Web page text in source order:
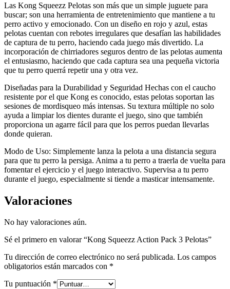
Las Kong Squeezz Pelotas son más que un simple juguete para
buscar; son una herramienta de entretenimiento que mantiene a tu
perro activo y emocionado. Con un diseño en rojo y azul, estas
pelotas cuentan con rebotes irregulares que desafían las habilidades
de captura de tu perro, haciendo cada juego más divertido. La
incorporación de chirriadores seguros dentro de las pelotas aumenta
el entusiasmo, haciendo que cada captura sea una pequeña victoria
que tu perro querrá repetir una y otra vez.
Diseñadas para la Durabilidad y Seguridad Hechas con el caucho
resistente por el que Kong es conocido, estas pelotas soportan las
sesiones de mordisqueo más intensas. Su textura múltiple no solo
ayuda a limpiar los dientes durante el juego, sino que también
proporciona un agarre fácil para que los perros puedan llevarlas
donde quieran.
Modo de Uso: Simplemente lanza la pelota a una distancia segura
para que tu perro la persiga. Anima a tu perro a traerla de vuelta para
fomentar el ejercicio y el juego interactivo. Supervisa a tu perro
durante el juego, especialmente si tiende a masticar intensamente.
Valoraciones
No hay valoraciones aún.
Sé el primero en valorar “Kong Squeezz Action Pack 3 Pelotas”
Tu dirección de correo electrónico no será publicada. Los campos
obligatorios están marcados con *
Tu puntuación *